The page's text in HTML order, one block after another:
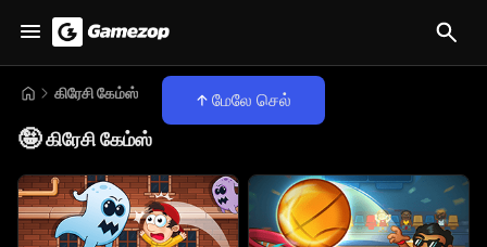
மேலே செல்
கிரேசி கேம்ஸ்
🤪கிரேசி கேம்ஸ்